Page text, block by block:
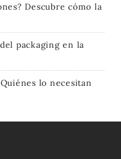
Descubre cómo la
packaging en la
lo necesitan